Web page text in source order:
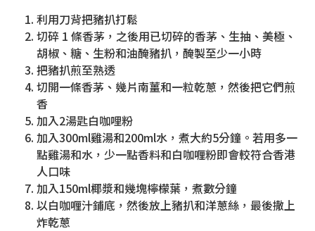
利用刀背把豬扒打鬆
切碎 1 條香茅，之後用已切碎的香茅、生抽、美極、
胡椒、糖、生粉和油醃豬扒，醃製至少一小時
把豬扒煎至熟透
切開一條香茅、幾片南薑和一粒乾蔥，然後把它們煎
香
加入2湯匙白咖哩粉
加入300ml雞湯和200ml水，煮大約5分鐘。若用多一
點雞湯和水，少一點香料和白咖喱粉即會較符合香港
人口味
加入150ml椰漿和幾塊檸檬葉，煮數分鐘
以白咖喱汁鋪底，然後放上豬扒和洋蔥絲，最後撒上
炸乾蔥